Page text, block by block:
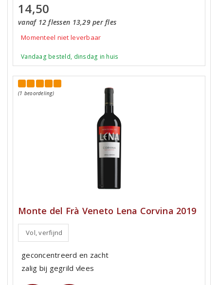
14,50
vanaf 12 flessen 13,29 per fles
Momenteel niet leverbaar
Vandaag besteld, dinsdag in huis
(1 beoordeling)
Monte del Frà Veneto Lena Corvina 2019
Vol, verfijnd
geconcentreerd en zacht
zalig bij gegrild vlees